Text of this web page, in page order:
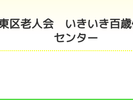
区老人会 いきいき百
センター